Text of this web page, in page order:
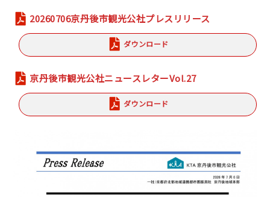
20260706京丹後市観光公社プレスリリース
ダウンロード
京丹後市観光公社ニュースレターVol.27
ダウンロード